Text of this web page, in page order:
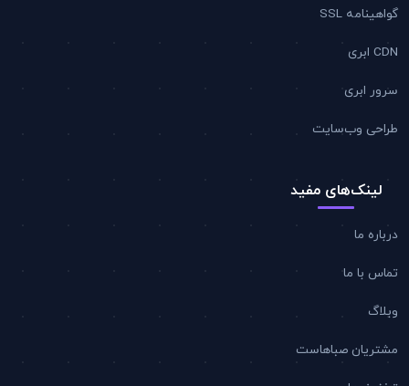
گواهینامه SSL
CDN ابری
سرور ابری
طراحی وب‌سایت
لینک‌های مفید
درباره ما
تماس با ما
وبلاگ
مشتریان صباهاست